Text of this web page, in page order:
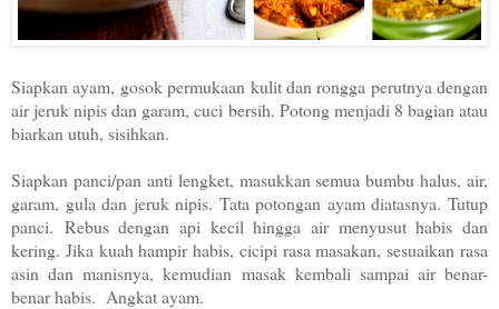
Siapkan ayam, gosok permukaan kulit dan rongga perutnya dengan
air jeruk nipis dan garam, cuci bersih. Potong menjadi 8 bagian atau
biarkan utuh, sisihkan.
Siapkan panci/pan anti lengket, masukkan semua bumbu halus, air,
garam, gula dan jeruk nipis. Tata potongan ayam diatasnya. Tutup
panci. Rebus dengan api kecil hingga air menyusut habis dan
kering. Jika kuah hampir habis, cicipi rasa masakan, sesuaikan rasa
asin dan manisnya, kemudian masak kembali sampai air benar-
benar habis. Angkat ayam.